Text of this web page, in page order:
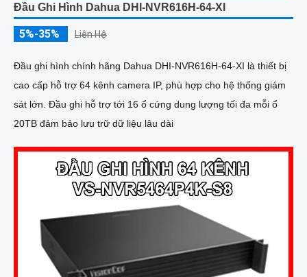
Đầu Ghi Hình Dahua DHI-NVR616H-64-XI
5%-35% Liên Hệ
Đầu ghi hình chính hãng Dahua DHI-NVR616H-64-XI là thiết bị
cao cấp hỗ trợ 64 kênh camera IP, phù hợp cho hệ thống giám
sát lớn. Đầu ghi hỗ trợ tới 16 ổ cứng dung lượng tối đa mỗi ổ
20TB đảm bảo lưu trữ dữ liệu lâu dài